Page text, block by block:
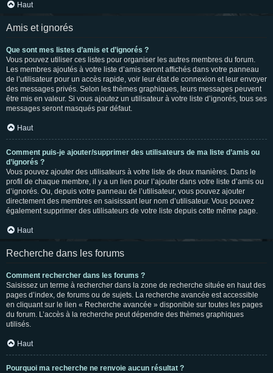
Haut
Amis et ignorés
Que sont mes listes d’amis et d’ignorés ?
Vous pouvez utiliser ces listes pour organiser les autres membres du forum.
Les membres ajoutés à votre liste d’amis seront affichés dans votre panneau
de l’utilisateur pour un accès rapide, voir leur état de connexion et leur envoyer
des messages privés. Selon les thèmes graphiques, leurs messages peuvent
être mis en valeur. Si vous ajoutez un utilisateur à votre liste d’ignorés, tous ses
messages seront masqués par défaut.
Haut
Comment puis-je ajouter/supprimer des utilisateurs de ma liste d’amis ou
d’ignorés ?
Vous pouvez ajouter des utilisateurs à votre liste de deux manières. Dans le
profil de chaque membre, il y a un lien pour l’ajouter dans votre liste d’amis ou
d’ignorés. Ou, depuis votre panneau de l’utilisateur, vous pouvez ajouter
directement des membres en saisissant leur nom d’utilisateur. Vous pouvez
également supprimer des utilisateurs de votre liste depuis cette même page.
Haut
Recherche dans les forums
Comment rechercher dans les forums ?
Saisissez un terme à rechercher dans la zone de recherche située en haut des
pages d’index, de forums ou de sujets. La recherche avancée est accessible
en cliquant sur le lien « Recherche avancée » disponible sur toutes les pages
du forum. L’accès à la recherche peut dépendre des thèmes graphiques
utilisés.
Haut
Pourquoi ma recherche ne renvoie aucun résultat ?